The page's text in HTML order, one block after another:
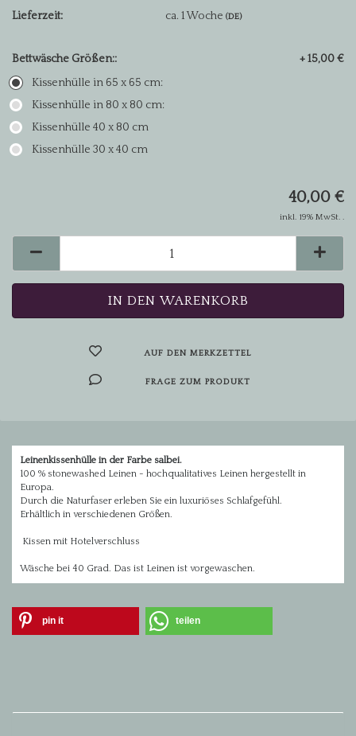
Lieferzeit:
ca. 1 Woche(DE)
Bettwäsche Größen::
+ 15,00 €
Kissenhülle in 65 x 65 cm:
Kissenhülle in 80 x 80 cm:
Kissenhülle 40 x 80 cm
Kissenhülle 30 x 40 cm
40,00 €
inkl. 19% MwSt. .
AUF DEN MERKZETTEL
FRAGE ZUM PRODUKT
Leinenkissenhülle in der Farbe salbei.
100 % stonewashed Leinen - hochqualitatives Leinen hergestellt in
Europa.
Durch die Naturfaser erleben Sie ein luxuriöses Schlafgefühl.
Erhältlich in verschiedenen Größen.
Kissen mit Hotelverschluss
Wäsche bei 40 Grad. Das ist Leinen ist vorgewaschen.
pin it teilen